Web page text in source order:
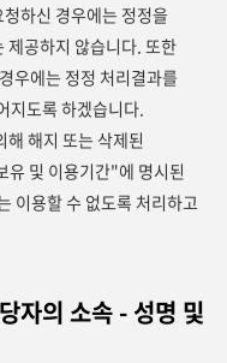
하신 경우에는 정정을
제공하지 않습니다. 또한
우에는 정정 처리결과를
지도록 하겠습니다.
해지 또는 삭제된
유 및 이용기간"에 명시된
이용할 수 없도록 처리하고
자의 소속 - 성명 및